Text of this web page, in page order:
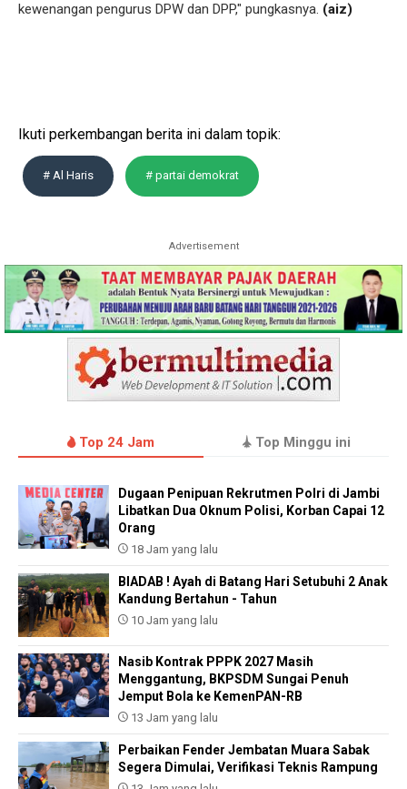
kewenangan pengurus DPW dan DPP," pungkasnya. (aiz)
Ikuti perkembangan berita ini dalam topik:
# Al Haris # partai demokrat
Advertisement
Top 24 Jam Top Minggu ini
Dugaan Penipuan Rekrutmen Polri di Jambi
Libatkan Dua Oknum Polisi, Korban Capai 12
Orang
18 Jam yang lalu
BIADAB ! Ayah di Batang Hari Setubuhi 2 Anak
Kandung Bertahun - Tahun
10 Jam yang lalu
Nasib Kontrak PPPK 2027 Masih
Menggantung, BKPSDM Sungai Penuh
Jemput Bola ke KemenPAN-RB
13 Jam yang lalu
Perbaikan Fender Jembatan Muara Sabak
Segera Dimulai, Verifikasi Teknis Rampung